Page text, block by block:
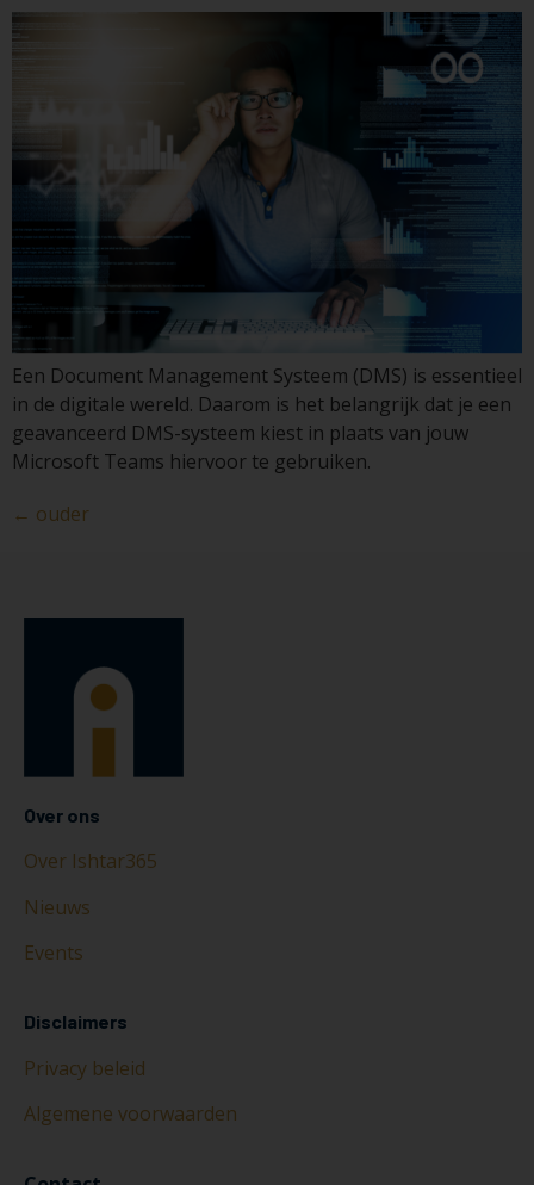
Een Document Management Systeem (DMS) is essentieel
in de digitale wereld. Daarom is het belangrijk dat je een
geavanceerd DMS-systeem kiest in plaats van jouw
Microsoft Teams hiervoor te gebruiken.
← ouder
Over ons
Over Ishtar365
Nieuws
Events
Disclaimers
Privacy beleid
Algemene voorwaarden